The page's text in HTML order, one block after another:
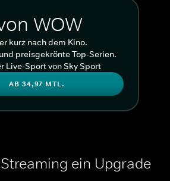
WOW
kurz nach dem Kino.
preisgekrönte Top-Serien.
Live-Sport von Sky Sport
AB 34,97 MTL.
ein Upgrade